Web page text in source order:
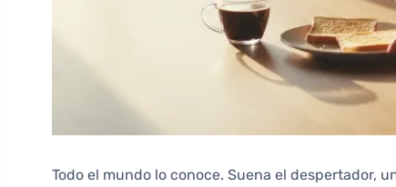
Todo el mundo lo conoce. Suena el despertador,